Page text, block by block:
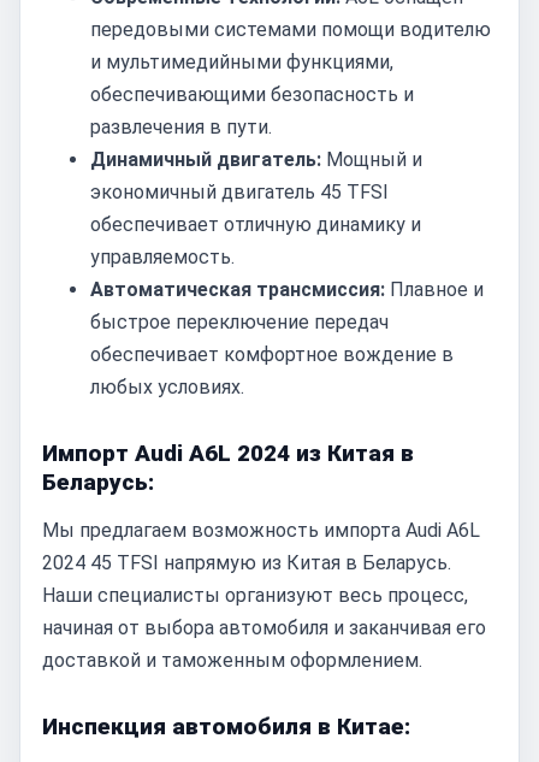
передовыми системами помощи водителю
и мультимедийными функциями,
обеспечивающими безопасность и
развлечения в пути.
Динамичный двигатель: Мощный и
экономичный двигатель 45 TFSI
обеспечивает отличную динамику и
управляемость.
Автоматическая трансмиссия: Плавное и
быстрое переключение передач
обеспечивает комфортное вождение в
любых условиях.
Импорт Audi A6L 2024 из Китая в
Беларусь:
Мы предлагаем возможность импорта Audi A6L
2024 45 TFSI напрямую из Китая в Беларусь.
Наши специалисты организуют весь процесс,
начиная от выбора автомобиля и заканчивая его
доставкой и таможенным оформлением.
Инспекция автомобиля в Китае: